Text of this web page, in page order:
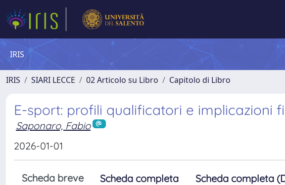
IRIS
IRIS SIARI LECCE 02 Articolo su Libro Capitolo di Libro
E-sport: profili qualificatori e implicazioni
Saponaro, Fabio
2026-01-01
Scheda breve Scheda completa Scheda completa